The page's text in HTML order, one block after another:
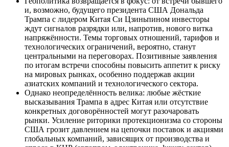
и, возможно, будущего президента США Дональда
Трампа с лидером Китая Си Цзиньпином инвесторы
ждут сигналов разрядки или, напротив, нового витка
напряжённости. Темы торговых отношений, тарифов и
технологических ограничений, вероятно, станут
центральными на переговорах. Позитивные заявления
по итогам встречи способны повысить аппетит к риску
на мировых рынках, особенно поддержав акции
азиатских компаний и технологического сектора.
Однако неопределённость велика: любые жёсткие
высказывания Трампа в адрес Китая или отсутствие
конкретных договорённостей могут разочаровать
рынки. Усиление риторики протекционизма со стороны
США грозит давлением на цепочки поставок и акциями
глобальных компаний, зависящих от производства и